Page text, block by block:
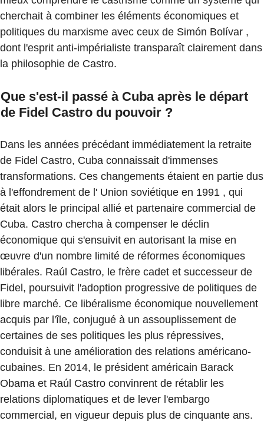
cherchait à combiner les éléments économiques et
politiques du marxisme avec ceux de Simón Bolívar ,
dont l'esprit anti-impérialiste transparaît clairement dans
la philosophie de Castro.
Que s'est-il passé à Cuba après le départ
de Fidel Castro du pouvoir ?
Dans les années précédant immédiatement la retraite
de Fidel Castro, Cuba connaissait d'immenses
transformations. Ces changements étaient en partie dus
à l'effondrement de l' Union soviétique en 1991 , qui
était alors le principal allié et partenaire commercial de
Cuba. Castro chercha à compenser le déclin
économique qui s'ensuivit en autorisant la mise en
œuvre d'un nombre limité de réformes économiques
libérales. Raúl Castro, le frère cadet et successeur de
Fidel, poursuivit l'adoption progressive de politiques de
libre marché. Ce libéralisme économique nouvellement
acquis par l'île, conjugué à un assouplissement de
certaines de ses politiques les plus répressives,
conduisit à une amélioration des relations américano-
cubaines. En 2014, le président américain Barack
Obama et Raúl Castro convinrent de rétablir les
relations diplomatiques et de lever l'embargo
commercial, en vigueur depuis plus de cinquante ans.